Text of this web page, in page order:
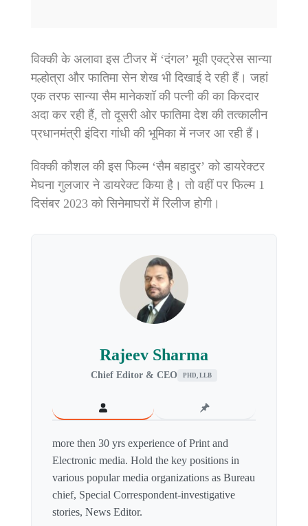
विक्की के अलावा इस टीजर में ‘दंगल’ मूवी एक्ट्रेस सान्या
मल्होत्रा और फातिमा सेन शेख भी दिखाई दे रही हैं। जहां
एक तरफ सान्या सैम मानेकशॉ की पत्नी की का किरदार
अदा कर रही हैं, तो दूसरी ओर फातिमा देश की तत्कालीन
प्रधानमंत्री इंदिरा गांधी की भूमिका में नजर आ रही हैं।
विक्की कौशल की इस फिल्म ‘सैम बहादुर’ को डायरेक्टर
मेघना गुलजार ने डायरेक्ट किया है। तो वहीं पर फिल्म 1
दिसंबर 2023 को सिनेमाघरों में रिलीज होगी।
Rajeev Sharma
Chief Editor & CEO PHD, LLB
more then 30 yrs experience of Print and
Electronic media. Hold the key positions in
various popular media organizations as Bureau
chief, Special Correspondent-investigative
stories, News Editor.